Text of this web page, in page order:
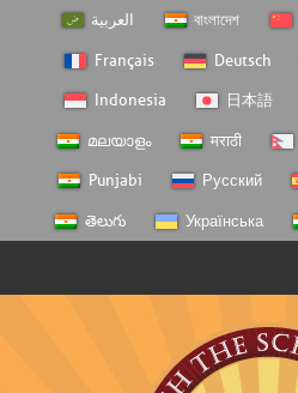
العربية বাংলাদেশ
Français Deutsch
Indonesia 日本語
മലയാളം मराठी
Punjabi Русский
తెలుగు Українська